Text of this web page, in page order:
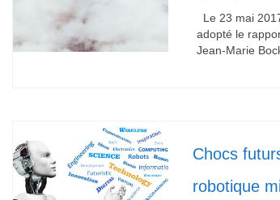
Le 23 mai
adopté le
Jean-Marie
Chocs
robotique